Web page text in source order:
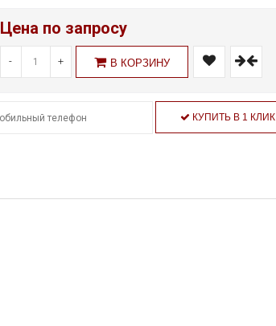
Цена по запросу
- + В КОРЗИНУ
КУПИТЬ В 1 КЛИК